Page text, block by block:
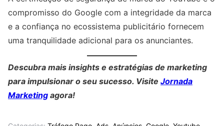
compromisso do Google com a integridade da marca
e a confiança no ecossistema publicitário fornecem
uma tranquilidade adicional para os anunciantes.
Descubra mais insights e estratégias de marketing
para impulsionar o seu sucesso. Visite Jornada
Marketing agora!